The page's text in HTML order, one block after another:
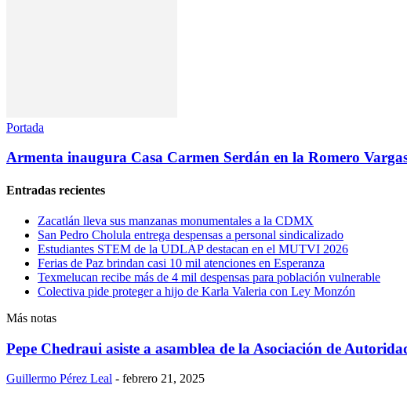
Portada
Armenta inaugura Casa Carmen Serdán en la Romero
Entradas recientes
Zacatlán lleva sus manzanas monumentales a la CDMX
San Pedro Cholula entrega despensas a personal sindicalizado
Estudiantes STEM de la UDLAP destacan en el MUTVI 2026
Ferias de Paz brindan casi 10 mil atenciones en Esperanza
Texmelucan recibe más de 4 mil despensas para población vulnerable
Colectiva pide proteger a hijo de Karla Valeria con Ley Monzón
Más notas
Pepe Chedraui asiste a asamblea de la Asociación de
Guillermo Pérez Leal - febrero 21, 2025